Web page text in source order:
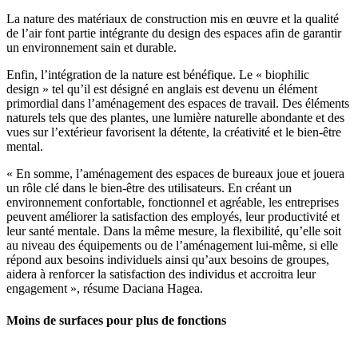
La nature des matériaux de construction mis en œuvre et la qualité
de l’air font partie intégrante du design des espaces afin de garantir
un environnement sain et durable.
Enfin, l’intégration de la nature est bénéfique. Le « biophilic
design » tel qu’il est désigné en anglais est devenu un élément
primordial dans l’aménagement des espaces de travail. Des éléments
naturels tels que des plantes, une lumière naturelle abondante et des
vues sur l’extérieur favorisent la détente, la créativité et le bien-être
mental.
« En somme, l’aménagement des espaces de bureaux joue et jouera
un rôle clé dans le bien-être des utilisateurs. En créant un
environnement confortable, fonctionnel et agréable, les entreprises
peuvent améliorer la satisfaction des employés, leur productivité et
leur santé mentale. Dans la même mesure, la flexibilité, qu’elle soit
au niveau des équipements ou de l’aménagement lui-même, si elle
répond aux besoins individuels ainsi qu’aux besoins de groupes,
aidera à renforcer la satisfaction des individus et accroitra leur
engagement », résume Daciana Hagea.
Moins de surfaces pour plus de fonctions